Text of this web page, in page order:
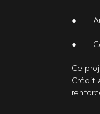
●
●
Ce
Crédit